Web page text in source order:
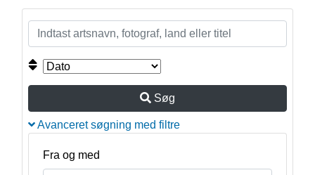
Søg
Avanceret søgning med filtre
Fra og med